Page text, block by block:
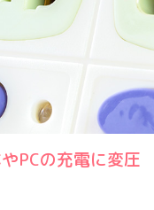
PCの充電に変圧